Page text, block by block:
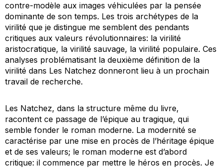
contre-modèle aux images véhiculées par la pensée
dominante de son temps. Les trois archétypes de la
virilité que je distingue me semblent des pendants
critiques aux valeurs révolutionnaires: la virilité
aristocratique, la virilité sauvage, la virilité populaire. Ces
analyses problématisant la deuxième définition de la
virilité dans Les Natchez donneront lieu à un prochain
travail de recherche.
Les Natchez, dans la structure même du livre,
racontent ce passage de l’épique au tragique, qui
semble fonder le roman moderne. La modernité se
caractérise par une mise en procès de l’héritage épique
et de ses valeurs; le roman moderne est d’abord
critique: il commence par mettre le héros en procès. Je